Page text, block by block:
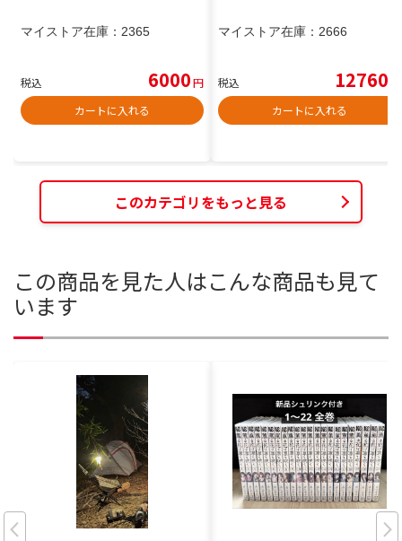
マイストア在庫： 2365
税込 6000円
カートに入れる
マイストア在庫： 2666
税込 12760
カートに入れる
このカテゴリをもっと見る
この商品を見た人はこんな商品も見て
います